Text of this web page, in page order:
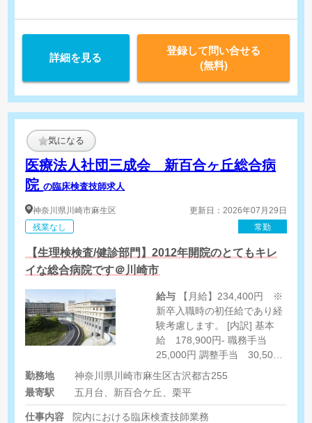
詳細を見る
登録して問い合せる
(無料)
気になる
医療法人社団三成会 新百合ヶ丘総合病
院の臨床検査技師求人
神奈川県 川崎市麻生区
残業なし
更新日：2026年07月29日
常勤
【生理検検査/健診部門】2012年開院のとてもキレ
イな総合病院です＠川崎市
給与
新卒入職時の初任給であり経
験考慮します。 [内訳] 基本
給 178,900円- 職務手当
25,000円 調整手当 30,500
円 [その他手当] 住宅手当 上
限21,000円/月) 家族手当 等
(病院規定による) 通勤費 上
限 50,000円/月（最短の経路
勤務地
神奈川県川崎市麻生区古沢都古255
最寄駅
五月台、新百合ケ丘、栗平
仕事内容
院内における臨床検査技師業務